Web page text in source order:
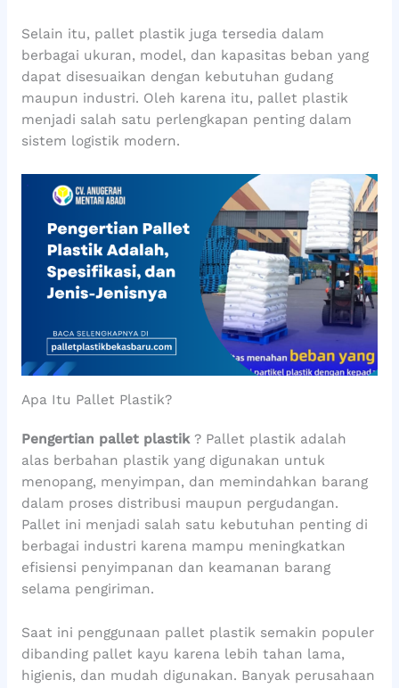
Selain itu, pallet plastik juga tersedia dalam
berbagai ukuran, model, dan kapasitas beban yang
dapat disesuaikan dengan kebutuhan gudang
maupun industri. Oleh karena itu, pallet plastik
menjadi salah satu perlengkapan penting dalam
sistem logistik modern.
Apa Itu Pallet Plastik?
Pengertian pallet plastik ? Pallet plastik adalah
alas berbahan plastik yang digunakan untuk
menopang, menyimpan, dan memindahkan barang
dalam proses distribusi maupun pergudangan.
Pallet ini menjadi salah satu kebutuhan penting di
berbagai industri karena mampu meningkatkan
efisiensi penyimpanan dan keamanan barang
selama pengiriman.
Saat ini penggunaan pallet plastik semakin populer
dibanding pallet kayu karena lebih tahan lama,
higienis, dan mudah digunakan. Banyak perusahaan